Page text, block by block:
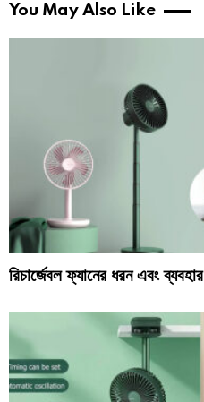
You May Also Like
রিচার্জেবল ফ্যানের ধরন এবং ব্যবহার